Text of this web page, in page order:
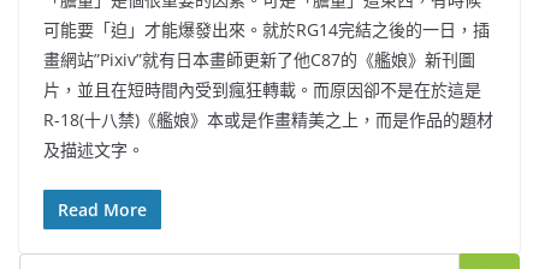
可能要「迫」才能爆發出來。就於RG14完結之後的一日，插
畫網站”Pixiv”就有日本畫師更新了他C87的《艦娘》新刊圖
片，並且在短時間內受到瘋狂轉載。而原因卻不是在於這是
R-18(十八禁)《艦娘》本或是作畫精美之上，而是作品的題材
及描述文字。
Read More